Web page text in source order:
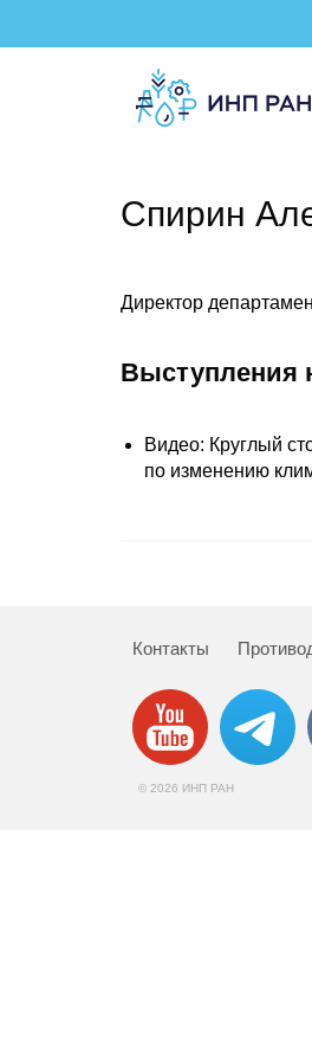
Спирин
Директор
Выступления
Видео: Круглый
по изменению
Контакты
© 2026 ИНП РАН